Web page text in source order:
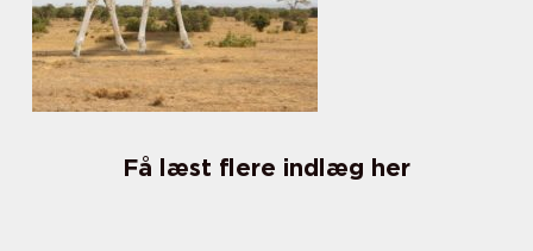
Få læst flere indlæg her